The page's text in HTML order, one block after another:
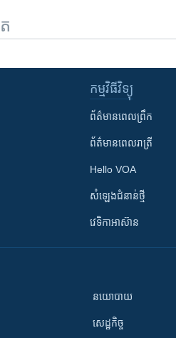
កម្មវិធី​វិទ្យុ
ព័ត៌មាន​ពេល​ព្រឹក
ព័ត៌មាន​​ពេល​រាត្រី
Hello VOA
សំឡេង​ជំនាន់​ថ្មី
វេទិកា​អាស៊ាន
នយោបាយ
សេដ្ឋកិច្ច